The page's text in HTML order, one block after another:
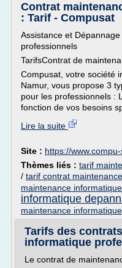
Contrat
: Tarif - Compusat
Assistance et
professionnels
TarifsContrat de
Compusat, votre société
Namur, vous propose 3
pour les professionnels :
fonction de vos besoins
Lire la suite
Site : https://
Thèmes liés : tarif
/ tarif contrat
maintenance
informatique
maintenance informatique
Tarifs des
informatique
Le contrat de